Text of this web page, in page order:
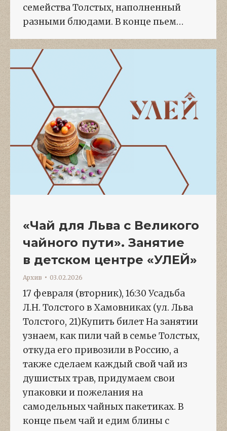
семейства Толстых, наполненный
разными блюдами. В конце пьем…
«Чай для Льва с Великого
чайного пути». Занятие
в детском центре «УЛЕЙ»
Архив 03.02.2026
17 февраля (вторник), 16:30 Усадьба
Л.Н. Толстого в Хамовниках (ул. Льва
Толстого, 21)Купить билет На занятии
узнаем, как пили чай в семье Толстых,
откуда его привозили в Россию, а
также сделаем каждый свой чай из
душистых трав, придумаем свои
упаковки и пожелания на
самодельных чайных пакетиках. В
конце пьем чай и едим блины с